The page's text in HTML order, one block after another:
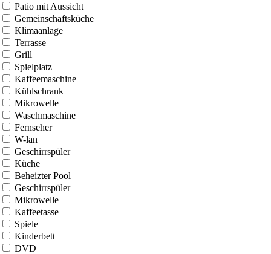
Patio mit Aussicht
Gemeinschaftsküche
Klimaanlage
Terrasse
Grill
Spielplatz
Kaffeemaschine
Kühlschrank
Mikrowelle
Waschmaschine
Fernseher
W-lan
Geschirrspüler
Küche
Beheizter Pool
Geschirrspüler
Mikrowelle
Kaffeetasse
Spiele
Kinderbett
DVD